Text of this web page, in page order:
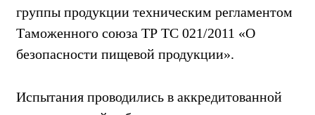
группы продукции техническим регламентом
Таможенного союза ТР ТС 021/2011 «О
безопасности пищевой продукции».
Испытания проводились в аккредитованной